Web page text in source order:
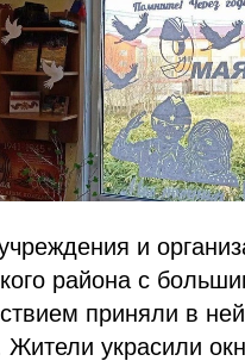
и
района с
приняли в
Жители украсили